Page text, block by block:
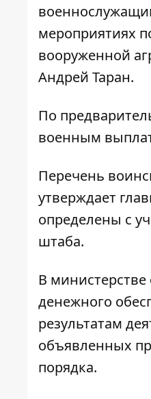
мероприятиях
вооруженной
Андрей Таран.
По
военным
Перечень
утверждает
определены с
штаба.
В
денежного
результатам
объявленных
порядка.